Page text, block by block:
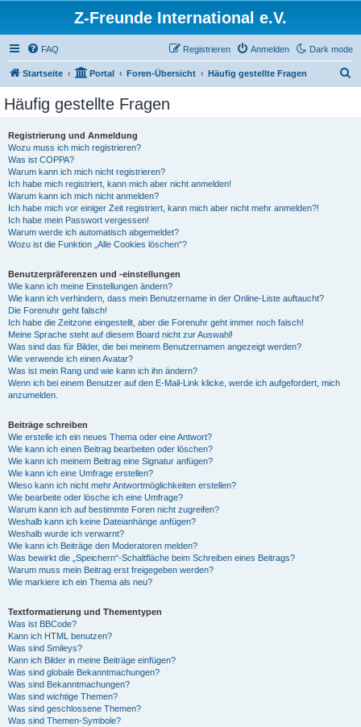
Z-Freunde International e.V.
Dark mode
FAQ Anmelden
Registrieren
Startseite Portal Foren-Übersicht Häufig gestellte Fragen
Häufig gestellte Fragen
Registrierung und Anmeldung
Wozu muss ich mich registrieren?
Was ist COPPA?
Warum kann ich mich nicht registrieren?
Ich habe mich registriert, kann mich aber nicht anmelden!
Warum kann ich mich nicht anmelden?
Ich habe mich vor einiger Zeit registriert, kann mich aber nicht mehr anmelden?!
Ich habe mein Passwort vergessen!
Warum werde ich automatisch abgemeldet?
Wozu ist die Funktion „Alle Cookies löschen“?
Benutzerpräferenzen und -einstellungen
Wie kann ich meine Einstellungen ändern?
Wie kann ich verhindern, dass mein Benutzername in der Online-Liste auftaucht?
Die Forenuhr geht falsch!
Ich habe die Zeitzone eingestellt, aber die Forenuhr geht immer noch falsch!
Meine Sprache steht auf diesem Board nicht zur Auswahl!
Was sind das für Bilder, die bei meinem Benutzernamen angezeigt werden?
Wie verwende ich einen Avatar?
Was ist mein Rang und wie kann ich ihn ändern?
Wenn ich bei einem Benutzer auf den E-Mail-Link klicke, werde ich aufgefordert, mich
anzumelden.
Beiträge schreiben
Wie erstelle ich ein neues Thema oder eine Antwort?
Wie kann ich einen Beitrag bearbeiten oder löschen?
Wie kann ich meinem Beitrag eine Signatur anfügen?
Wie kann ich eine Umfrage erstellen?
Wieso kann ich nicht mehr Antwortmöglichkeiten erstellen?
Wie bearbeite oder lösche ich eine Umfrage?
Warum kann ich auf bestimmte Foren nicht zugreifen?
Weshalb kann ich keine Dateianhänge anfügen?
Weshalb wurde ich verwarnt?
Wie kann ich Beiträge den Moderatoren melden?
Was bewirkt die „Speichern“-Schaltfläche beim Schreiben eines Beitrags?
Warum muss mein Beitrag erst freigegeben werden?
Wie markiere ich ein Thema als neu?
Textformatierung und Thementypen
Was ist BBCode?
Kann ich HTML benutzen?
Was sind Smileys?
Kann ich Bilder in meine Beiträge einfügen?
Was sind globale Bekanntmachungen?
Was sind Bekanntmachungen?
Was sind wichtige Themen?
Was sind geschlossene Themen?
Was sind Themen-Symbole?